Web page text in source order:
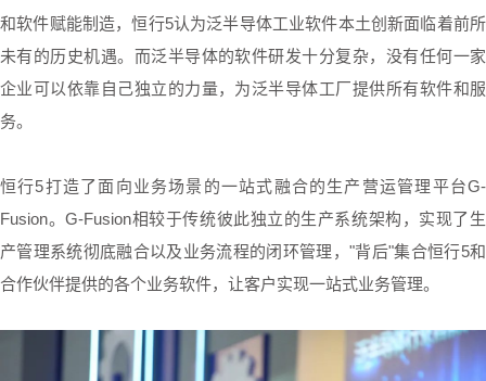
和软件赋能制造，恒行5认为泛半导体工业软件本土创新面临着前所
未有的历史机遇。而泛半导体的软件研发十分复杂，没有任何一家
企业可以依靠自己独立的力量，为泛半导体工厂提供所有软件和服
务。
恒行5打造了面向业务场景的一站式融合的生产营运管理平台G-
Fusion。G-Fusion相较于传统彼此独立的生产系统架构，实现了生
产管理系统彻底融合以及业务流程的闭环管理，"背后"集合恒行5和
合作伙伴提供的各个业务软件，让客户实现一站式业务管理。